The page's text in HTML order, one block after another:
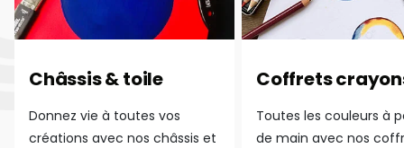
Châssis & toile
Donnez vie à toutes vos
créations avec nos châssis et
Coffrets
Toutes les couleurs à
de main avec nos